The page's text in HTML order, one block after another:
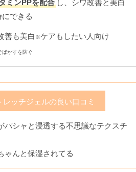
ミンPPを配合 し、シワ改善と美白
にできる
善も美白 ※ケアもしたい人向け
かすを防ぐ
ッチジェルの良い口コミ
パシャと浸透する不思議なテクスチ
ゃんと保湿されてる